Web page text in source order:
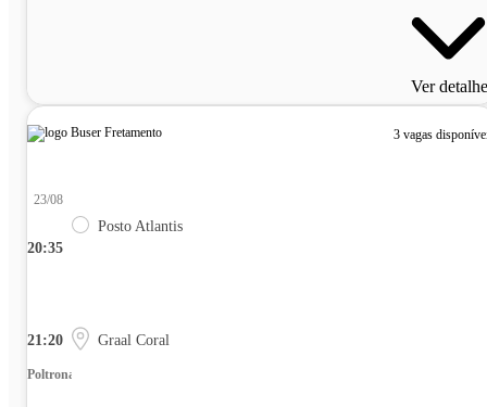
Ver
3 vagas
20:35
23/08
Posto Atlantis
21:20 Graal Coral
Poltrona